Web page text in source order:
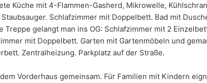
Küche mit 4-Flammen-Gasherd, Mikrowelle,
Schlafzimmer mit Doppelbett. Bad mit
gelangt man ins OG: Schlafzimmer mit 2
mit Doppelbett. Garten mit Gartenmöbeln und
Zentralheizung. Parkplatz auf der Straße.
Vorderhaus gemeinsam. Für Familien mit Kindern